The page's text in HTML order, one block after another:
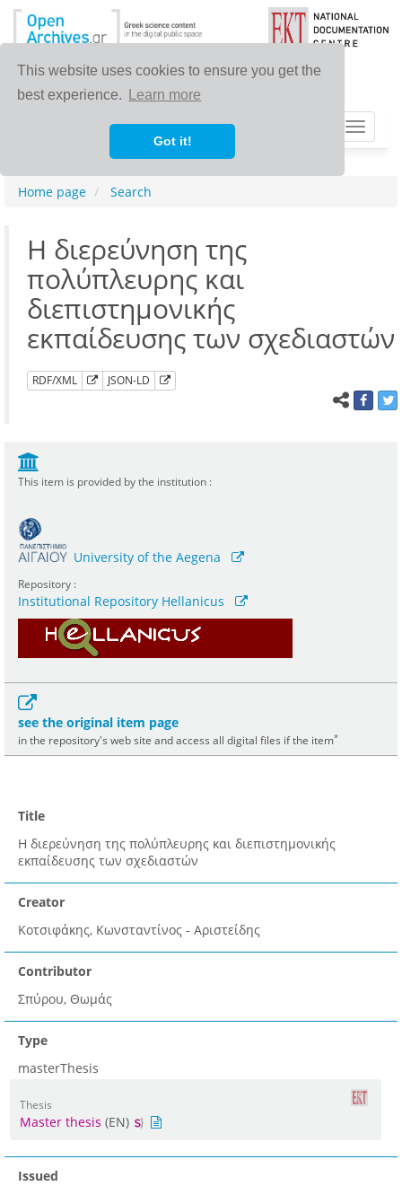
This website uses cookies to ensure you get the
best experience.
Learn more
Got it!
Toggle
Home page Search
Η διερεύνηση της
πολύπλευρης και
διεπιστημονικής
εκπαίδευσης των σχεδιαστών
RDF/XML JSON-LD
This item is provided by the institution :
University of the Aegena
Repository :
Institutional Repository Hellanicus
see the original item page
in the repository's web site and access all digital files if the item*
Title
Η διερεύνηση της πολύπλευρης και διεπιστημονικής
εκπαίδευσης των σχεδιαστών
Creator
Κοτσιφάκης, Κωνσταντίνος - Αριστείδης
Contributor
Σπύρου, Θωμάς
Type
masterThesis
Thesis
Master thesis (EN)
Issued